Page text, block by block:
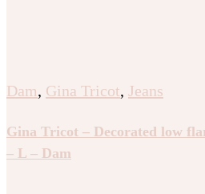
Dam, Gina Tricot, Jeans
Gina Tricot – Decorated low
– L – Dam